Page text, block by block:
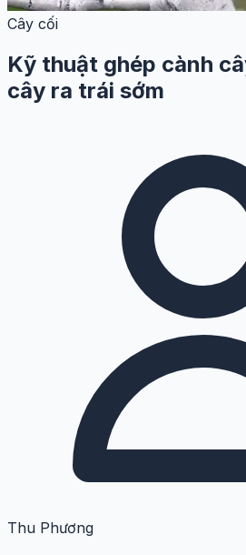
Cây cối
Kỹ thuật ghép cành
cây ra trái sớm
Thu Phương